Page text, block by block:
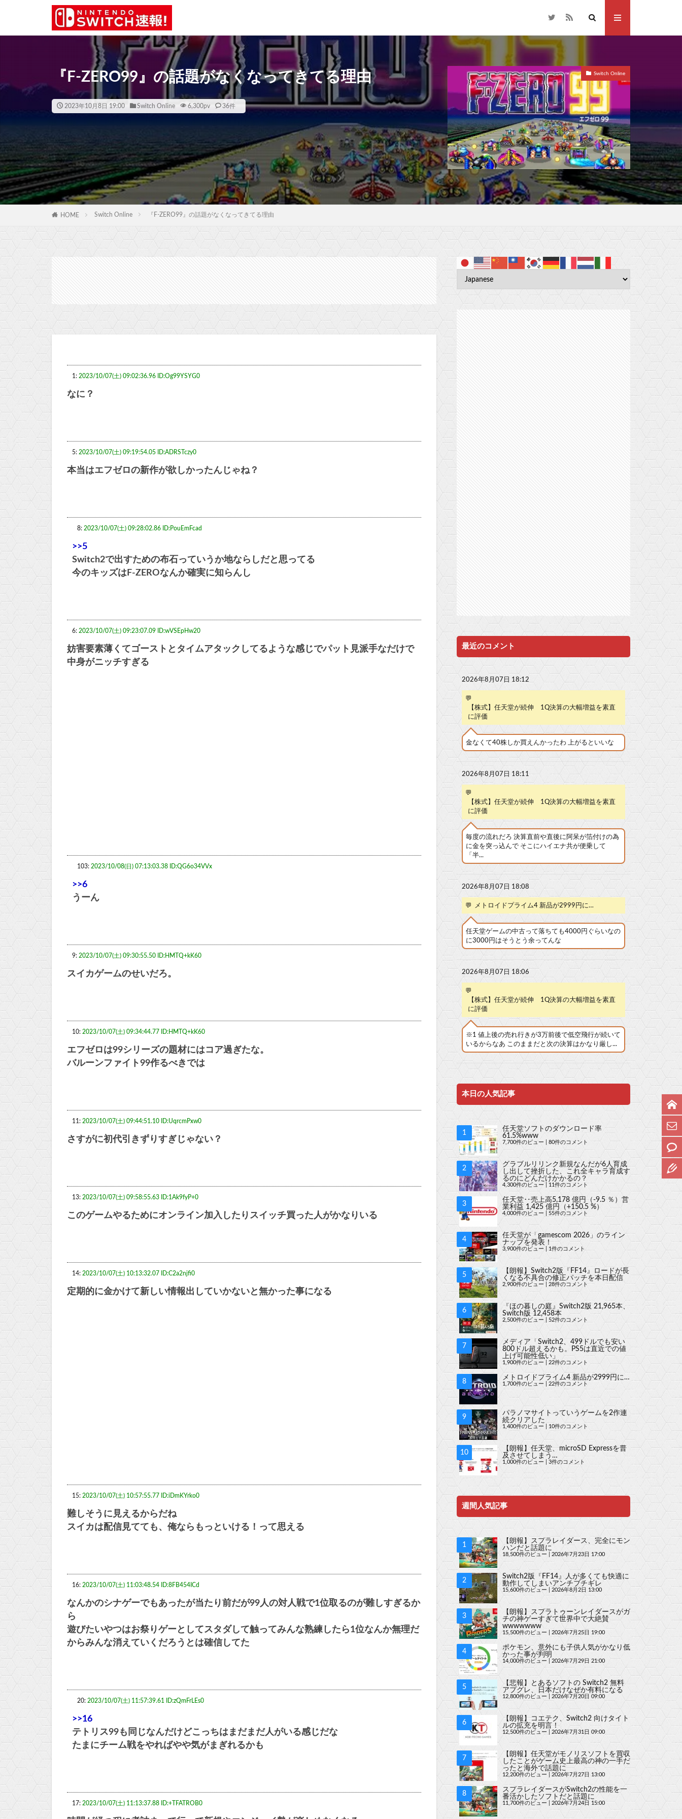
『F-ZERO99』の話題がなくなってきてる理由
2023年10月8日 19:00 Switch Online 6,300pv 36件
Switch Online
HOME Switch Online 『F-ZERO99』の話題がなくなってきてる理由
1: 2023/10/07(土) 09:02:36.96 ID:Og99YSYG0
なに？
5: 2023/10/07(土) 09:19:54.05 ID:ADRSTczy0
本当はエフゼロの新作が欲しかったんじゃね？
8: 2023/10/07(土) 09:28:02.86 ID:PouEmFcad
>>5
Switch2で出すための布石っていうか地ならしだと思ってる
今のキッズはF-ZEROなんか確実に知らんし
6: 2023/10/07(土) 09:23:07.09 ID:wVSEpHw20
妨害要素薄くてゴーストとタイムアタックしてるような感じでパット見派手なだけで
中身がニッチすぎる
103: 2023/10/08(日) 07:13:03.38 ID:QG6o34VVx
>>6
うーん
9: 2023/10/07(土) 09:30:55.50 ID:HMTQ+kK60
スイカゲームのせいだろ。
10: 2023/10/07(土) 09:34:44.77 ID:HMTQ+kK60
エフゼロは99シリーズの題材にはコア過ぎたな。
バルーンファイト99作るべきでは
11: 2023/10/07(土) 09:44:51.10 ID:UqrcmPxw0
さすがに初代引きずりすぎじゃない？
13: 2023/10/07(土) 09:58:55.63 ID:1Ak9fyP+0
このゲームやるためにオンライン加入したりスイッチ買った人がかなりいる
14: 2023/10/07(土) 10:13:32.07 ID:C2a2njfi0
定期的に金かけて新しい情報出していかないと無かった事になる
15: 2023/10/07(土) 10:57:55.77 ID:iDmKYrko0
難しそうに見えるからだね
スイカは配信見てても、俺ならもっといける！って思える
16: 2023/10/07(土) 11:03:48.54 ID:8FB454ICd
なんかのシナゲーでもあったが当たり前だが99人の対人戦で1位取るのが難しすぎるか
ら
遊びたいやつはお祭りゲーとしてスタダして触ってみんな熟練したら1位なんか無理だ
からみんな消えていくだろうとは確信してた
20: 2023/10/07(土) 11:57:39.61 ID:zQmFrLEs0
>>16
テトリス99も同じなんだけどこっちはまだまだ人がいる感じだな
たまにチーム戦をやればやや気がまぎれるかも
17: 2023/10/07(土) 11:13:37.88 ID:+TFATROB0
最近のコメント
2026年8月07日 18:12
💬
【株式】任天堂が続伸 1Q決算の大幅増益を素直
に評価
金なくて40株しか買えんかったわ 上がるといいな
2026年8月07日 18:11
💬
【株式】任天堂が続伸 1Q決算の大幅増益を素直
に評価
毎度の流れだろ 決算直前や直後に阿呆が箔付けの為
に金を突っ込んで そこにハイエナ共が便乗して
「半...
2026年8月07日 18:08
💬 メトロイドプライム4 新品が2999円に…
任天堂ゲームの中古って落ちても4000円ぐらいなの
に3000円はそうとう余ってんな
2026年8月07日 18:06
💬
【株式】任天堂が続伸 1Q決算の大幅増益を素直
に評価
※1 値上後の売れ行きが3万前後で低空飛行が続いて
いるからなあ このままだと次の決算はかなり厳し...
本日の人気記事
任天堂ソフトのダウンロード率
61.5%www
7,700件のビュー 80件のコメント
グラブルリリンク新規なんだが6人育成
し出して挫折した、これ全キャラ育成す
るのにどんだけかかるの？
4,300件のビュー| 11件のコメント
任天堂‥売上高5,178 億円（-9.5 ％）営
業利益 1,425 億円（+150.5 %）
4,000件のビュー 55件のコメント
任天堂が「gamescom 2026」のライン
ナップを発表！
3,900件のビュー 1件のコメント
【朗報】Switch2版『FF14』ロードが長
くなる不具合の修正パッチを本日配信
2,900件のビュー 28件のコメント
『ほの暮しの庭』Switch2版 21,965本、
Switch版 12,458本
2,500件のビュー 52件のコメント
メディア「Switch2、499ドルでも安い
800ドル超えるかも。PS5は直近での値
上げ可能性低い」
1,900件のビュー 22件のコメント
メトロイドプライム4 新品が2999円に…
1,700件のビュー 22件のコメント
パラノマサイトっていうゲームを2作連
続クリアした
1,400件のビュー 10件のコメント
【朗報】任天堂、microSD Expressを普
及させてしまう…
1,000件のビュー 3件のコメント
週間人気記事
【朗報】スプラレイダース、完全にモン
ハンだと話題に
18,500件のビュー 2026年7月23日 17:00
Switch2版『FF14』人が多くても快適に
動作してしまいアンチブチギレ
15,600件のビュー 2026年8月2日 13:00
【朗報】スプラトゥーンレイダースがガ
チの神ゲーすぎて世界中で大絶賛
wwwwwww
15,500件のビュー 2026年7月25日 19:00
ポケモン、意外にも子供人気がかなり低
かった事が判明
14,000件のビュー |2026年7月29日 21:00
【悲報】とあるソフトの Switch2 無料
アプグレ、日本だけなぜか有料になる
12,800件のビュー 2026年7月20日 09:00
【朗報】コエテク、Switch2 向けタイト
ルの拡充を明言！
12,500件のビュー 2026年7月31日 09:00
【朗報】任天堂がモノリスソフトを買収
したことがゲーム史上最高の神の一手だ
ったと海外で話題に
12,200件のビュー 2026年7月27日 13:00
スプラレイダースがSwitch2の性能を一
番活かしたソフトだと話題に
11,700件のビュー 2026年7月24日 15:00